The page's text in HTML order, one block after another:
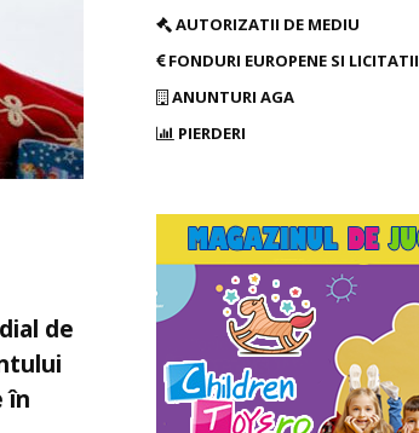
de
în
AUTORIZATII DE MEDIU
FONDURI EUROPENE SI LICITATII
ANUNTURI AGA
PIERDERI